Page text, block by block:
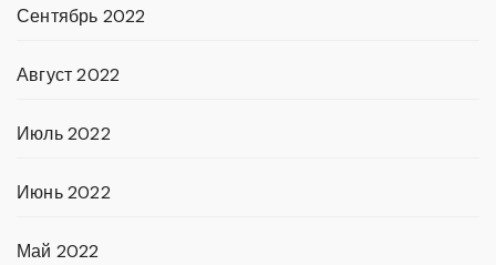
Сентябрь 2022
Август 2022
Июль 2022
Июнь 2022
Май 2022